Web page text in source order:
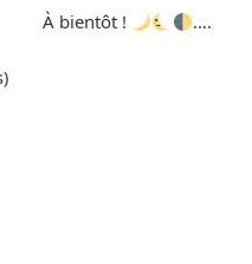
À bientôt ! ….